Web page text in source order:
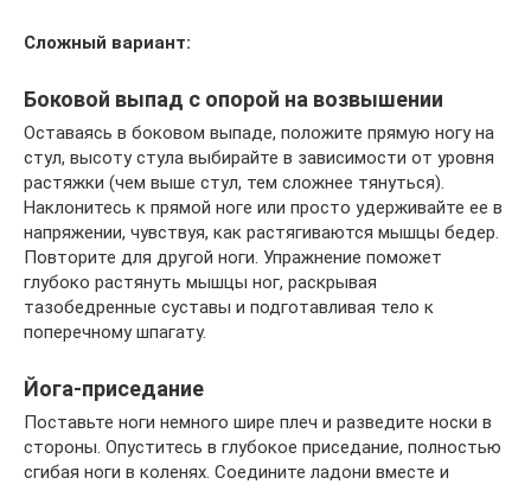
Сложный вариант:
Боковой выпад с опорой на возвышении
Оставаясь в боковом выпаде, положите прямую ногу на
стул, высоту стула выбирайте в зависимости от уровня
растяжки (чем выше стул, тем сложнее тянуться).
Наклонитесь к прямой ноге или просто удерживайте ее в
напряжении, чувствуя, как растягиваются мышцы бедер.
Повторите для другой ноги. Упражнение поможет
глубоко растянуть мышцы ног, раскрывая
тазобедренные суставы и подготавливая тело к
поперечному шпагату.
Йога-приседание
Поставьте ноги немного шире плеч и разведите носки в
стороны. Опуститесь в глубокое приседание, полностью
сгибая ноги в коленях. Соедините ладони вместе и